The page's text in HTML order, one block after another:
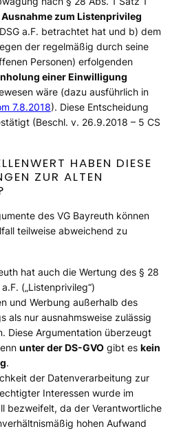
Ausnahme zum Listenprivileg
a.F. betrachtet hat und b) dem
der regelmäßig durch seine
Personen) erfolgenden
einer Einwilligung
wäre (dazu ausführlich in
7.8.2018). Diese Entscheidung
(Beschl. v. 26.9.2018 – 5 CS
HABEN DIESE
ZUR ALTEN
des VG Bayreuth können
teilweise abweichend zu
hat auch die Wertung des § 28
(„Listenprivileg“)
und Werbung außerhalb des
als nur ausnahmsweise zulässig
Diese Argumentation überzeugt
unter der DS-GVOgibt es kein
.
der Datenverarbeitung zur
Interessen wurde im
bezweifelt, da der Verantwortliche
hohen Aufwand